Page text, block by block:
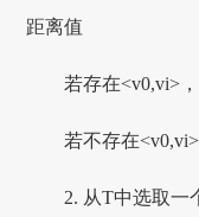
距离值
若存在<v0,vi>
若不存在
2. 从T中选取一